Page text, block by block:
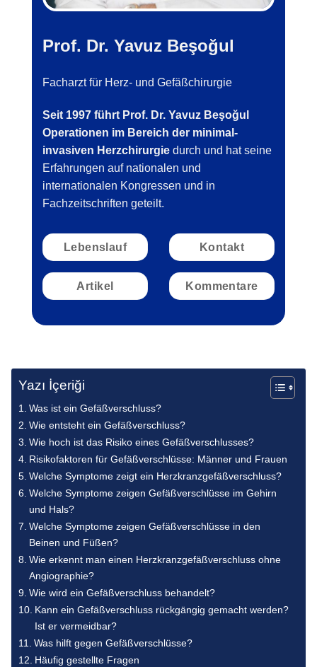
Prof. Dr. Yavuz Beşoğul
Facharzt für Herz- und Gefäßchirurgie
Seit 1997 führt Prof. Dr. Yavuz Beşoğul
Operationen im Bereich der minimal-
invasiven Herzchirurgie durch und hat seine
Erfahrungen auf nationalen und
internationalen Kongressen und in
Fachzeitschriften geteilt.
Lebenslauf
Artikel
Kontakt
Kommentare
Yazı İçeriği
Was ist ein Gefäßverschluss?
Wie entsteht ein Gefäßverschluss?
Wie hoch ist das Risiko eines Gefäßverschlusses?
Risikofaktoren für Gefäßverschlüsse: Männer und Frauen
Welche Symptome zeigt ein Herzkranzgefäßverschluss?
Welche Symptome zeigen Gefäßverschlüsse im Gehirn
und Hals?
Welche Symptome zeigen Gefäßverschlüsse in den
Beinen und Füßen?
Wie erkennt man einen Herzkranzgefäßverschluss ohne
Angiographie?
Wie wird ein Gefäßverschluss behandelt?
Kann ein Gefäßverschluss rückgängig gemacht werden?
Ist er vermeidbar?
Was hilft gegen Gefäßverschlüsse?
Häufig gestellte Fragen